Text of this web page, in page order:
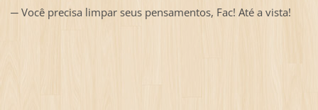
─ Você precisa limpar seus pensamentos, Fac! Até a vista!